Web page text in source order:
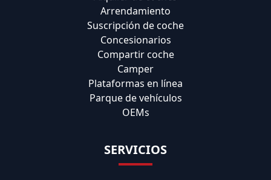
Arrendamiento
Suscripción de coche
Concesionarios
Compartir coche
Camper
Plataformas en línea
Parque de vehículos
OEMs
SERVICIOS